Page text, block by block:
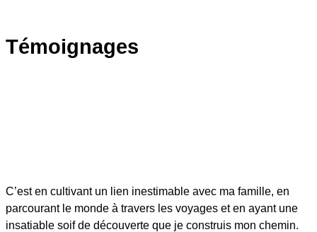
Témoignages
C’est en cultivant un lien inestimable avec ma famille, en
parcourant le monde à travers les voyages et en ayant une
insatiable soif de découverte que je construis mon chemin.